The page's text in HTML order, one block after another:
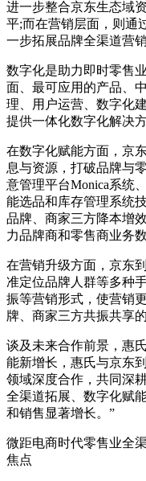
进一步整合京东生态域
平;而在营销层面，则通
一步拓展品牌全渠道营销
数字化是助力即时零售
面、最可应用的产品、
理、用户运营、数字化
提供一体化数字化解决方
在数字化赋能方面，京
息与资源，打破品牌与
意管理平台Monica系统
能选品和库存管理系统
品牌、商家三方降本增
力品牌商和零售商业务
在营销升级方面，京东
准定位品牌人群等多种
振等营销形式，使营销
牌、商家三方共振共享
谈及未来合作前景，惠
能新增长，惠氏与京东
领域深度合作，共同深
全渠道拓展、数字化赋
和销售显著增长。”
微距电商时代零售业全
焦点